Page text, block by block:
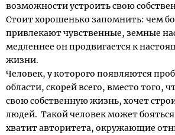
возможности устроить свою
Стоит хорошенько запомнить: чем
привлекают чувственные, земные
медленнее он продвигается к
жизни.
Человек, у которого появляются
области, скорей всего, вместо того,
свою собственную жизнь, хочет
людей. Такой человек может
хватит авторитета, окружающие